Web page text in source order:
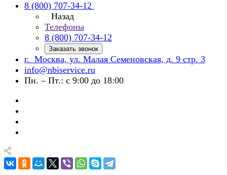
8 (800) 707-34-12
Назад
Телефоны
8 (800) 707-34-12
Заказать звонок
г. Москва, ул. Малая Семеновская, д. 9 стр. 3
info@nbiservice.ru
Пн. – Пт.: с 9:00 до 18:00